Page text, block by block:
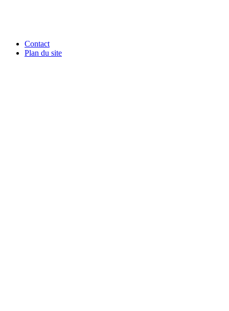
Contact
Plan du site